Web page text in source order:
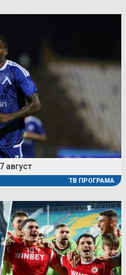
август
ТВ ПРОГРАМА